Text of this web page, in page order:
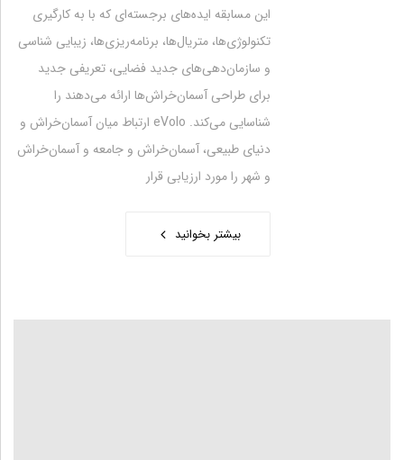
این مسابقه ایده‌های برجسته‌ای که با به کارگیری
تکنولوژی‌ها، متریال‌ها، برنامه‌ریزی‌ها، زیبایی شناسی
و سازمان‌دهی‌های جدید فضایی، تعریفی جدید
برای طراحی آسمان‌خراش‌ها ارائه می‌دهند را
شناسایی می‌کند. eVolo ارتباط میان آسمان‌خراش و
دنیای طبیعی، آسمان‌خراش و جامعه و آسمان‌خراش
و شهر را مورد ارزیابی قرار
بیشتر بخوانید